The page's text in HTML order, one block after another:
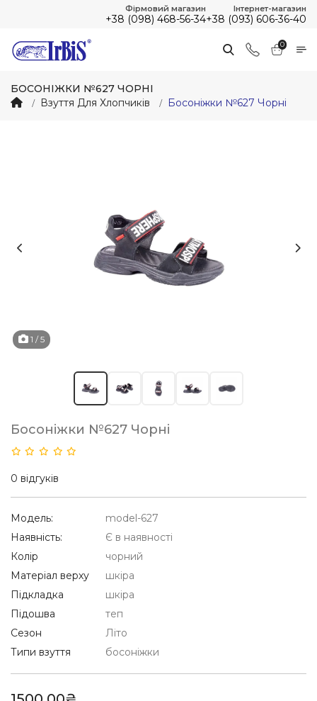
Фірмовий магазин
+38 (098) 468-56-34
Інтернет-магазин
+38 (093) 606-36-40
0
БОСОНІЖКИ №627 ЧОРНІ
Взуття Для Хлопчиків
Босоніжки №627 Чорні
1 / 5
Босоніжки №627 Чорні
0 відгуків
Модель:
model-627
Наявність:
Є в наявності
Колір
чорний
Матеріал верху
шкіра
Підкладка
шкіра
Підошва
теп
Сезон
Літо
Типи взуття
босоніжки